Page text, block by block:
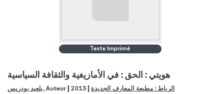
Texte Imprimé
هويتي : الحق : في الأمازيغية والثقافة السياسية
بلعيد بودريس, Auteur الرباط : مطبعة المعارف الجديدة 2013